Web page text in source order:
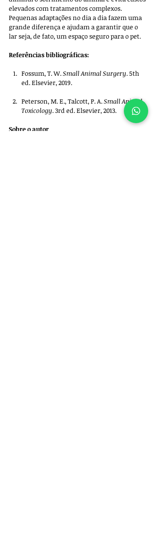
elevados com tratamentos complexos.
Pequenas adaptações no dia a dia fazem uma
grande diferença e ajudam a garantir que o
lar seja, de fato, um espaço seguro para o pet.
Referências bibliográficas:
Fossum, T. W. Small Animal Surgery. 5th
ed. Elsevier, 2019.
Peterson, M. E., Talcott, P. A. Small Animal
Toxicology. 3rd ed. Elsevier, 2013.
Sobre o autor